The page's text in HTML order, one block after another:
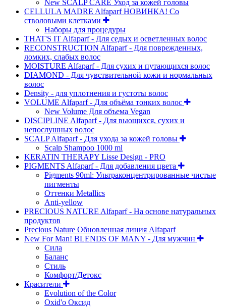
New SCALP CARE Уход за кожей головы
CELLULA MADRE Alfaparf НОВИНКА! Со
стволовыми клетками
Наборы для процедуры
THAT'S IT Alfaparf - Для седых и осветленных волос
RECONSTRUCTION Alfaparf - Для поврежденных,
ломких, слабых волос
MOISTURE Alfaparf - Для сухих и путающихся волос
DIAMOND - Для чувствительной кожи и нормальных
волос
Density - для уплотнения и густоты волос
VOLUME Alfaparf - Для объёма тонких волос
New Volume Для объема Vegan
DISCIPLINE Alfaparf - Для вьющихся, сухих и
непослушных волос
SCALP Alfaparf - Для ухода за кожей головы
Scalp Shampoo 1000 ml
KERATIN THERAPY Lisse Design - PRO
PIGMENTS Alfaparf - Для добавления цвета
Pigments 90ml: Ультраконцентрированные чистые
пигменты
Оттенки Metallics
Anti-yellow
PRECIOUS NATURE Alfaparf - На основе натуральных
продуктов
Precious Nature Обновленная линия Alfaparf
New For Man! BLENDS OF MANY - Для мужчин
Сила
Баланс
Стиль
Комфорт/Детокс
Красители
Evolution of the Color
Oxid'o Оксид